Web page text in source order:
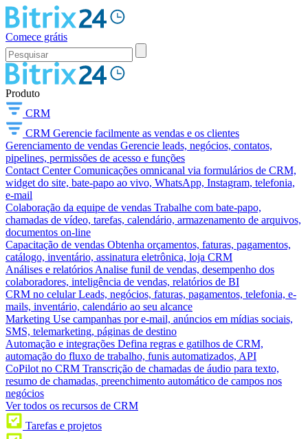
Comece grátis
Produto
CRM
CRM Gerencie facilmente as vendas e os clientes
Gerenciamento de vendas Gerencie leads, negócios, contatos,
pipelines, permissões de acesso e funções
Contact Center Comunicações omnicanal via formulários de CRM,
widget do site, bate-papo ao vivo, WhatsApp, Instagram, telefonia,
e-mail
Colaboração da equipe de vendas Trabalhe com bate-papo,
chamadas de vídeo, tarefas, calendário, armazenamento de arquivos,
documentos on-line
Capacitação de vendas Obtenha orçamentos, faturas, pagamentos,
catálogo, inventário, assinatura eletrônica, loja CRM
Análises e relatórios Analise funil de vendas, desempenho dos
colaboradores, inteligência de vendas, relatórios de BI
CRM no celular Leads, negócios, faturas, pagamentos, telefonia, e-
mails, inventário, calendário ao seu alcance
Marketing Use campanhas por e-mail, anúncios em mídias sociais,
SMS, telemarketing, páginas de destino
Automação e integrações Defina regras e gatilhos de CRM,
automação do fluxo de trabalho, funis automatizados, API
CoPilot no CRM Transcrição de chamadas de áudio para texto,
resumo de chamadas, preenchimento automático de campos nos
negócios
Ver todos os recursos de CRM
Tarefas e projetos